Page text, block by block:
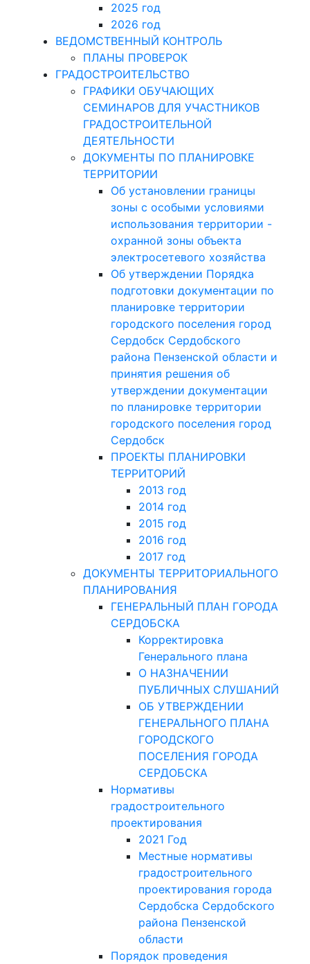
2025 год
2026 год
ВЕДОМСТВЕННЫЙ КОНТРОЛЬ
ПЛАНЫ ПРОВЕРОК
ГРАДОСТРОИТЕЛЬСТВО
ГРАФИКИ ОБУЧАЮЩИХ
СЕМИНАРОВ ДЛЯ УЧАСТНИКОВ
ГРАДОСТРОИТЕЛЬНОЙ
ДЕЯТЕЛЬНОСТИ
ДОКУМЕНТЫ ПО ПЛАНИРОВКЕ
ТЕРРИТОРИИ
Об установлении границы
зоны с особыми условиями
использования территории -
охранной зоны объекта
электросетевого хозяйства
Об утверждении Порядка
подготовки документации по
планировке территории
городского поселения город
Сердобск Сердобского
района Пензенской области и
принятия решения об
утверждении документации
по планировке территории
городского поселения город
Сердобск
ПРОЕКТЫ ПЛАНИРОВКИ
ТЕРРИТОРИЙ
2013 год
2014 год
2015 год
2016 год
2017 год
ДОКУМЕНТЫ ТЕРРИТОРИАЛЬНОГО
ПЛАНИРОВАНИЯ
ГЕНЕРАЛЬНЫЙ ПЛАН ГОРОДА
СЕРДОБСКА
Корректировка
Генерального плана
О НАЗНАЧЕНИИ
ПУБЛИЧНЫХ СЛУШАНИЙ
ОБ УТВЕРЖДЕНИИ
ГЕНЕРАЛЬНОГО ПЛАНА
ГОРОДСКОГО
ПОСЕЛЕНИЯ ГОРОДА
СЕРДОБСКА
Нормативы
градостроительного
проектирования
2021 Год
Местные нормативы
градостроительного
проектирования города
Сердобска Сердобского
района Пензенской
области
Порядок проведения